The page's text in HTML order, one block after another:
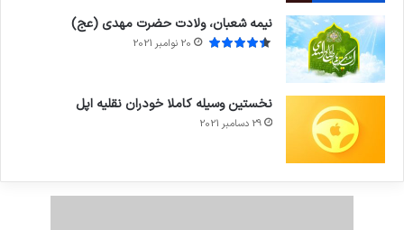
نیمه شعبان، ولادت حضرت مهدی (عج)
20 نوامبر 2021
نخستین وسیله کاملا خودران نقلیه اپل
29 دسامبر 2021